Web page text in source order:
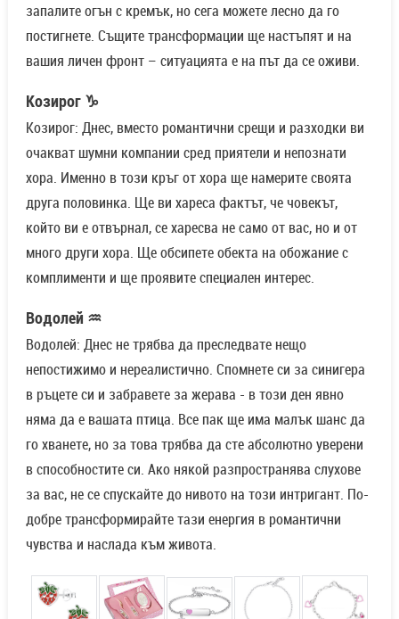
запалите огън с кремък, но сега можете лесно да го
постигнете. Същите трансформации ще настъпят и на
вашия личен фронт – ситуацията е на път да се оживи.
Козирог ♑
Козирог: Днес, вместо романтични срещи и разходки ви
очакват шумни компании сред приятели и непознати
хора. Именно в този кръг от хора ще намерите своята
друга половинка. Ще ви хареса фактът, че човекът,
който ви е отвърнал, се харесва не само от вас, но и от
много други хора. Ще обсипете обекта на обожание с
комплименти и ще проявите специален интерес.
Водолей ♒
Водолей: Днес не трябва да преследвате нещо
непостижимо и нереалистично. Спомнете си за синигера
в ръцете си и забравете за жерава - в този ден явно
няма да е вашата птица. Все пак ще има малък шанс да
го хванете, но за това трябва да сте абсолютно уверени
в способностите си. Ако някой разпространява слухове
за вас, не се спускайте до нивото на този интригант. По-
добре трансформирайте тази енергия в романтични
чувства и наслада към живота.